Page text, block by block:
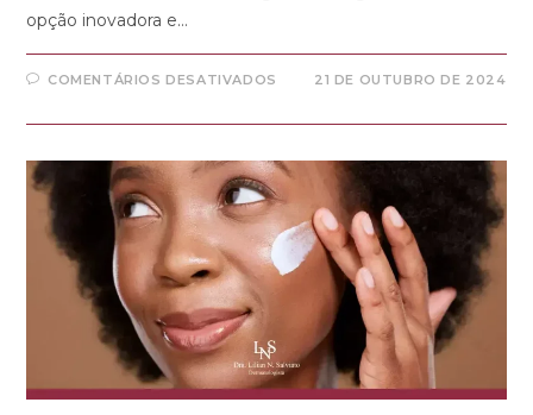
opção inovadora e…
COMENTÁRIOS DESATIVADOS 21 DE OUTUBRO DE 2024